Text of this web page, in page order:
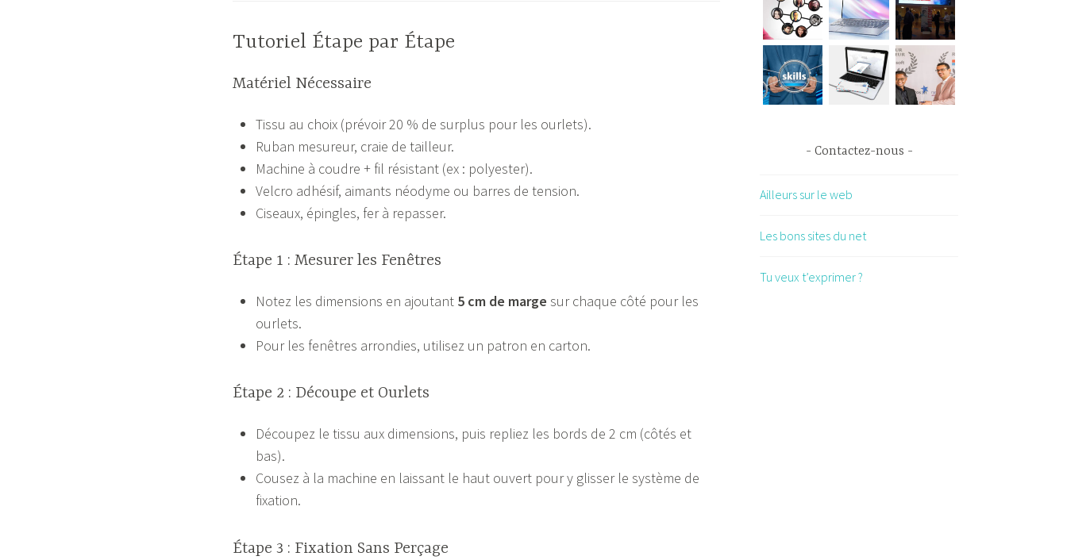
Tutoriel Étape par Étape
Matériel Nécessaire
Tissu au choix (prévoir 20 % de surplus pour les ourlets).
Ruban mesureur, craie de tailleur.
Machine à coudre + fil résistant (ex : polyester).
Velcro adhésif, aimants néodyme ou barres de tension.
Ciseaux, épingles, fer à repasser.
Étape 1 : Mesurer les Fenêtres
Notez les dimensions en ajoutant 5 cm de marge sur chaque côté pour les
ourlets.
Pour les fenêtres arrondies, utilisez un patron en carton.
Étape 2 : Découpe et Ourlets
Découpez le tissu aux dimensions, puis repliez les bords de 2 cm (côtés et
bas).
Cousez à la machine en laissant le haut ouvert pour y glisser le système de
fixation.
Étape 3 : Fixation Sans Perçage
Contactez-nous
Ailleurs sur le web
Les bons sites du net
Tu veux t’exprimer ?